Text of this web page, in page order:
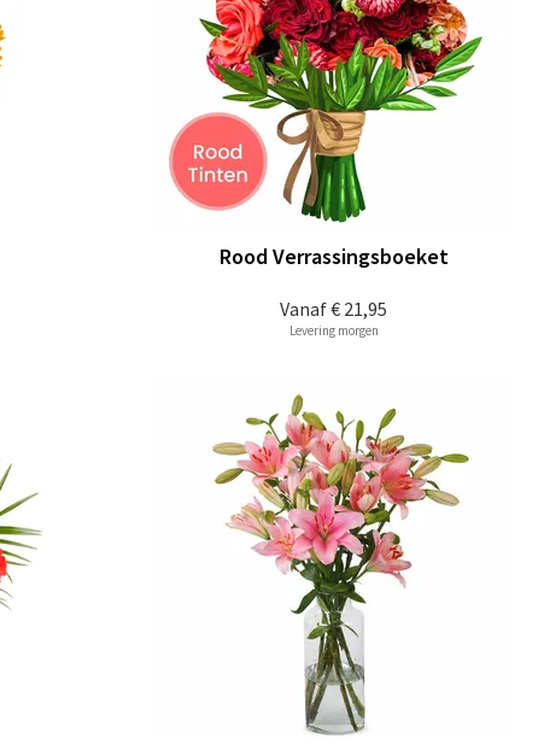
Vanaf€ 21,95
Rood Verrassingsboeket
Levering morgen